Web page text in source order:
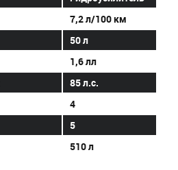
7,2 л/100 км
50 л
1,6 лл
85 л.с.
4
5
510 л